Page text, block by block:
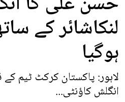
لنکاشائر کے
ہوگیا
لاہور: پاکستان کرکٹ ٹیم
انگلش کاؤنٹی...